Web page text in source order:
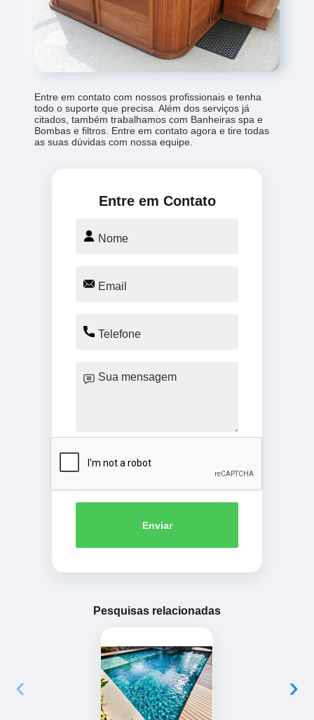
Entre em contato com nossos profissionais e tenha
todo o suporte que precisa. Além dos serviços já
citados, também trabalhamos com Banheiras spa e
Bombas e filtros. Entre em contato agora e tire todas
as suas dúvidas com nossa equipe.
Entre em Contato
Enviar
Pesquisas relacionadas
‹ ›